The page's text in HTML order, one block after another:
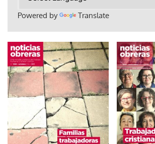
Powered by Translate